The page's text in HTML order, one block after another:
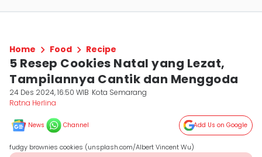
Home Food Recipe
5 Resep Cookies Natal yang Lezat,
Tampilannya Cantik dan Menggoda
24 Des 2024, 16:50 WIB Kota Semarang
Ratna Herlina
News Channel Add Us on Google
fudgy brownies cookies (unsplash.com/Albert Vincent Wu)